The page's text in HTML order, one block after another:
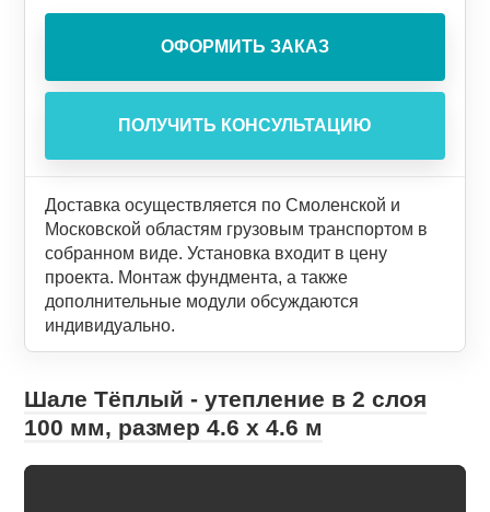
Доставка осуществляется по Смоленской и
Московской областям грузовым транспортом в
собранном виде. Установка входит в цену
проекта. Монтаж фундмента, а также
дополнительные модули обсуждаются
индивидуально.
Шале Тёплый - утепление в 2 слоя
100 мм, размер 4.6 х 4.6 м